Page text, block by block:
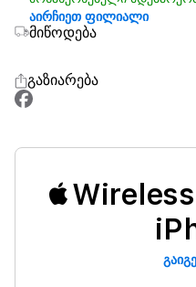
აირჩიეთ ფილიალი
მიწოდება
გაზიარება